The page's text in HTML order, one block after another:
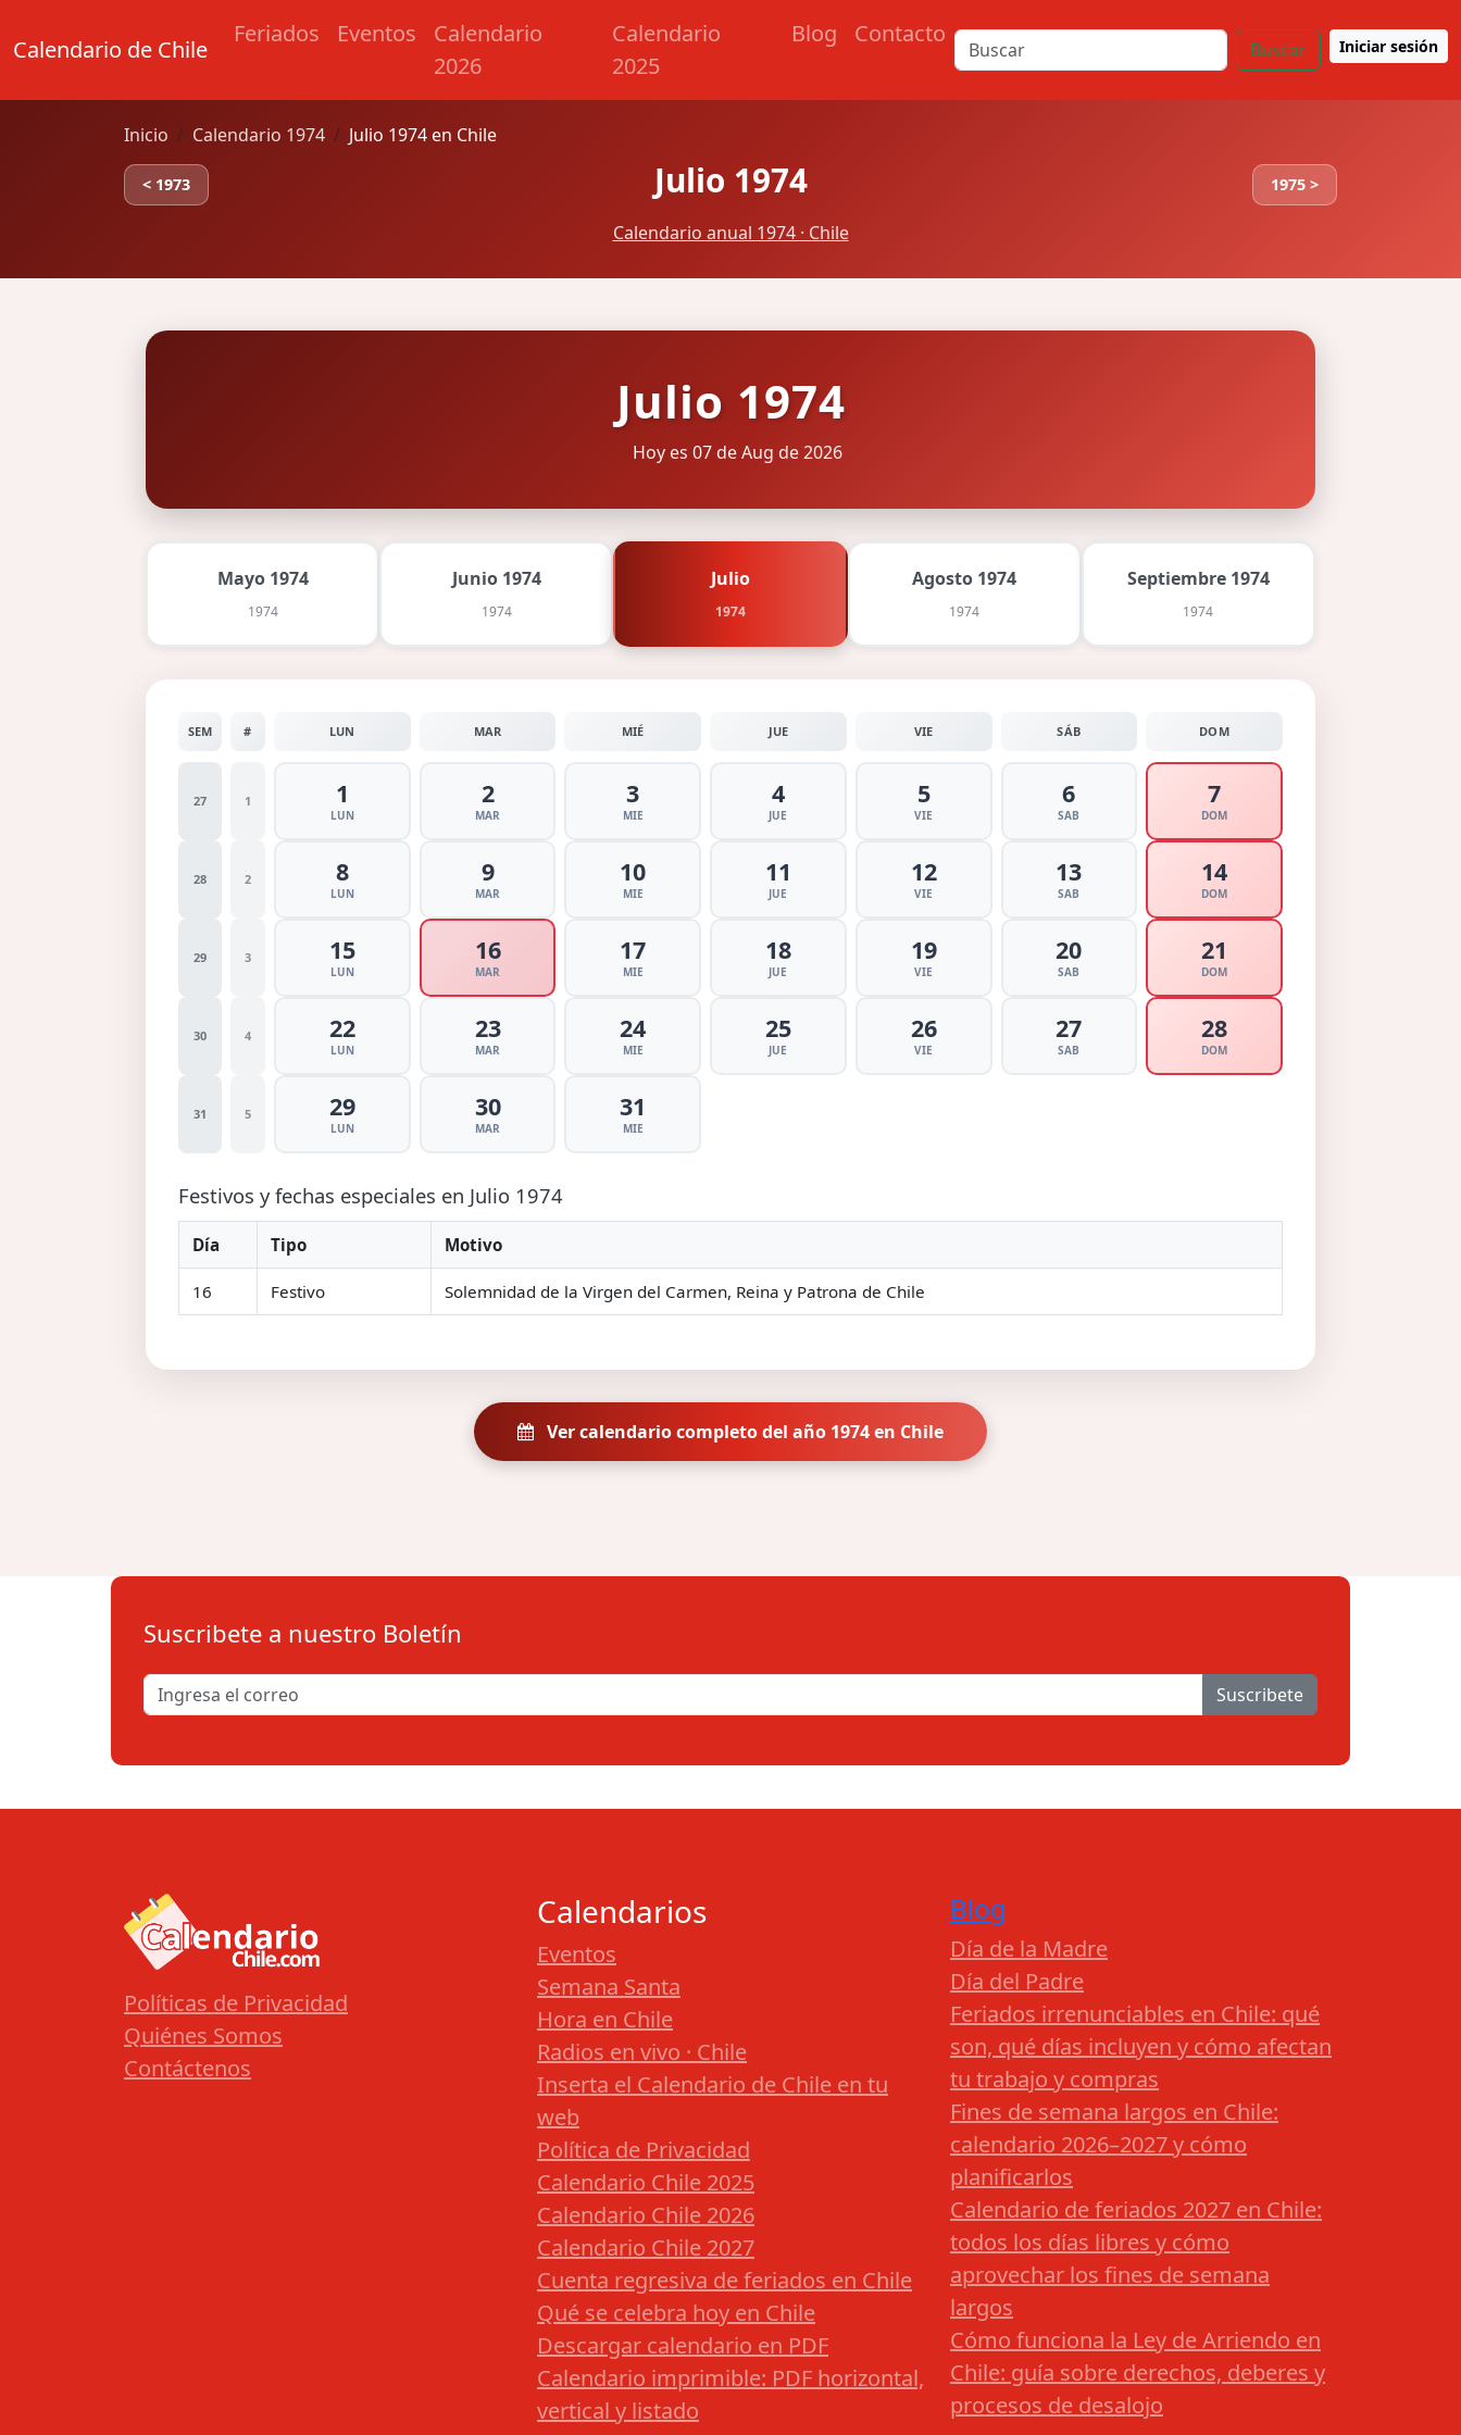
Calendario de Chile
Feriados Eventos
Calendario
2026
Calendario
2025
Blog Contacto
Buscar Iniciar sesión
Inicio Calendario 1974 Julio 1974 en Chile
< 1973 Julio 1974 1975 >
Calendario anual 1974 · Chile
Julio 1974
Hoy es 07 de Aug de 2026
Mayo 1974
1974
Junio 1974
1974
Julio
1974
Agosto 1974
1974
Septiembre 1974
1974
SEM # LUN MAR MIÉ JUE VIE SÁB DOM
27 1 1
LUN
2
MAR
3
MIE
4
JUE
5
VIE
6
SAB
7
DOM
28 2 8
LUN
9
MAR
10
MIE
11
JUE
12
VIE
13
SAB
14
DOM
29 3 15
LUN
16
MAR
17
MIE
18
JUE
19
VIE
20
SAB
21
DOM
30 4 22
LUN
23
MAR
24
MIE
25
JUE
26
VIE
27
SAB
28
DOM
31 5 29
LUN
30
MAR
31
MIE
Festivos y fechas especiales en Julio 1974
Día Tipo Motivo
16 Festivo Solemnidad de la Virgen del Carmen, Reina y Patrona de Chile
Ver calendario completo del año 1974 en Chile
Suscribete a nuestro Boletín
Suscribete
Políticas de Privacidad
Quiénes Somos
Contáctenos
Calendarios
Eventos
Semana Santa
Hora en Chile
Radios en vivo · Chile
Inserta el Calendario de Chile en tu
web
Política de Privacidad
Calendario Chile 2025
Calendario Chile 2026
Calendario Chile 2027
Cuenta regresiva de feriados en Chile
Qué se celebra hoy en Chile
Descargar calendario en PDF
Calendario imprimible: PDF horizontal,
vertical y listado
Blog
Día de la Madre
Día del Padre
Feriados irrenunciables en Chile: qué
son, qué días incluyen y cómo afectan
tu trabajo y compras
Fines de semana largos en Chile:
calendario 2026–2027 y cómo
planificarlos
Calendario de feriados 2027 en Chile:
todos los días libres y cómo
aprovechar los fines de semana
largos
Cómo funciona la Ley de Arriendo en
Chile: guía sobre derechos, deberes y
procesos de desalojo